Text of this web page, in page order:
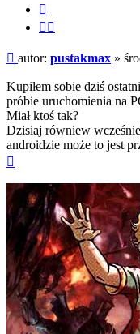
Post
autor: pustakmax »
Kupiłem sobie dziś
próbie uruchomienia na
Miał ktoś tak?
Dzisiaj równiew
androidzie może to jest